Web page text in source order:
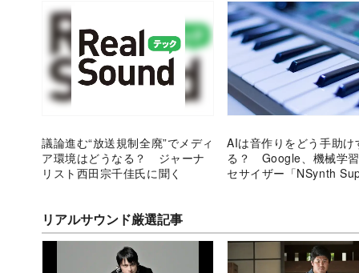
議論進む“放送規制全廃”でメディ
ア環境はどうなる？ ジャーナ
リスト西田宗千佳氏に聞く
AIは音作りをどう手助け
る？ Google、機械学
セサイザー「NSynth
リアルサウンド厳選記事